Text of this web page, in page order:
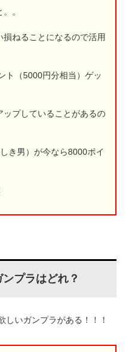
。
ねることになるので活用
ト（5000円分相当）ゲッ
プしていることがあるの
き男）が今なら8000ポイ
プラはどれ？
しいガンプラがある！！！